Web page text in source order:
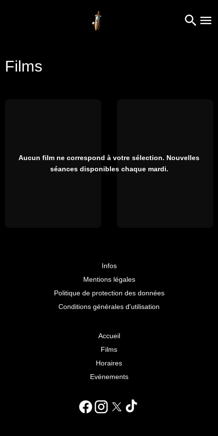
Films
Aucun film ne correspond à votre sélection. Nouvelles
séances disponibles chaque mardi.
Infos
Mentions légales
Politique de protection des données
Conditions générales d'utilisation
Accueil
Films
Horaires
Evénements